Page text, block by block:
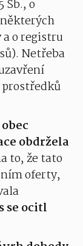
Sb., o
o registru
Netřeba
obec
obdržela
to, že tato
oferty,
se ocitl